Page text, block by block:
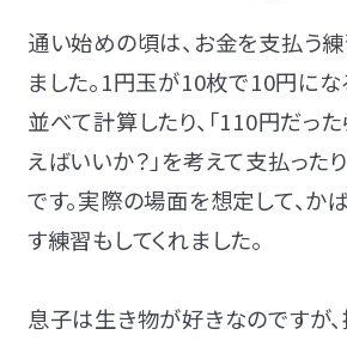
通い始めの頃は、お金を支払う
ました。1円玉が10枚で10円に
並べて計算したり、「110円だっ
えばいいか？」を考えて支払った
です。実際の場面を想定して、か
す練習もしてくれました。
息子は生き物が好きなのですが